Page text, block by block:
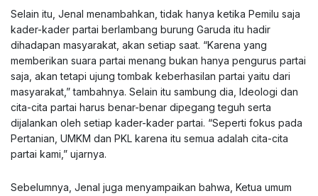
Selain itu, Jenal menambahkan, tidak hanya ketika Pemilu saja
kader-kader partai berlambang burung Garuda itu hadir
dihadapan masyarakat, akan setiap saat. “Karena yang
memberikan suara partai menang bukan hanya pengurus partai
saja, akan tetapi ujung tombak keberhasilan partai yaitu dari
masyarakat,” tambahnya. Selain itu sambung dia, Ideologi dan
cita-cita partai harus benar-benar dipegang teguh serta
dijalankan oleh setiap kader-kader partai. “Seperti fokus pada
Pertanian, UMKM dan PKL karena itu semua adalah cita-cita
partai kami,” ujarnya.
Sebelumnya, Jenal juga menyampaikan bahwa, Ketua umum